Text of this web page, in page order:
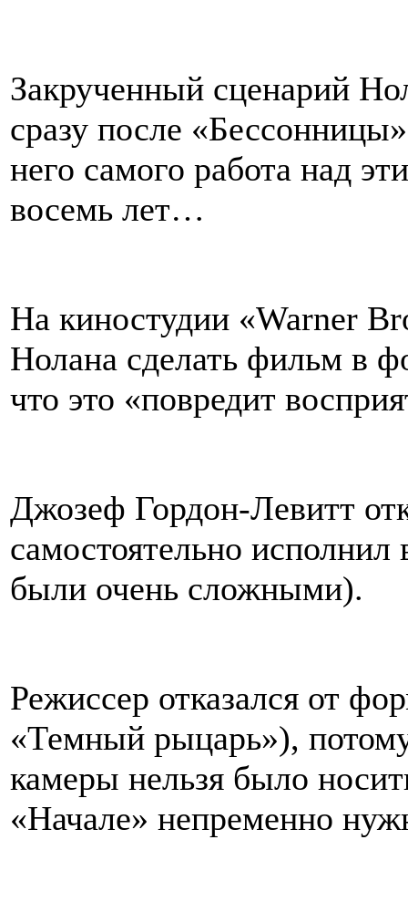
Закрученный сценарий
сразу после
него самого работа над
восемь лет…
На киностудии «Warner
Нолана сделать фильм в
что это «повредит
Джозеф Гордон-Левитт
самостоятельно
были очень сложными).
Режиссер отказался от
«Темный рыцарь»),
камеры нельзя было
«Начале» непременно